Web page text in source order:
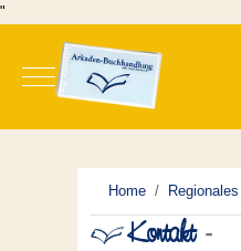
"
Mobile Menu Toggle
Home Regionales
Kontakt -